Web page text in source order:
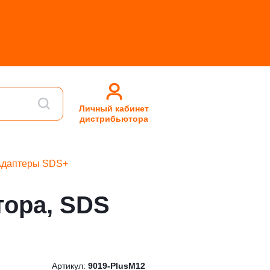
Личный кабинет
дистрибьютора
SDS+
SDS
Артикул: 9019-PlusM12